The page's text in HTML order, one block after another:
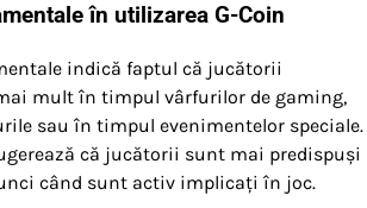
în utilizarea G-Coin
indică faptul că jucătorii
mult în timpul vârfurilor de gaming,
sau în timpul evenimentelor speciale.
că jucătorii sunt mai predispuși
când sunt activ implicați în joc.